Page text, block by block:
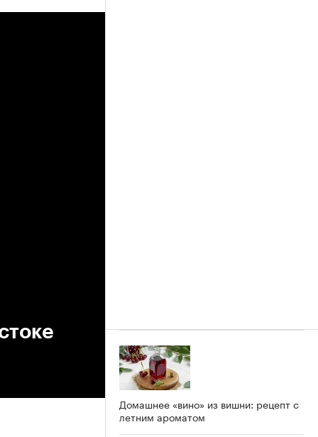
Домашнее «вино» из вишни: рецепт с
летним ароматом